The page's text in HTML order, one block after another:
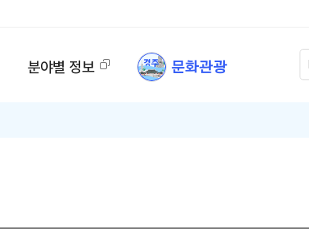
분야별 정보 문화관광